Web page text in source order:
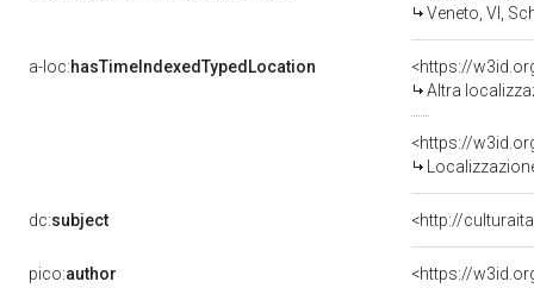
Veneto, VI,
a-loc:hasTimeIndexedTypedLocation
<https://
Altra
<https://
dc:subject <http://
pico:author <https://